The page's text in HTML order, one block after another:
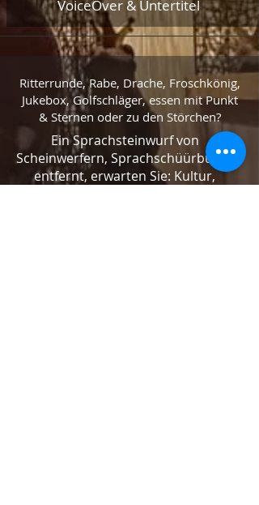
VoiceOver & Untertitel
Ritterrunde, Rabe, Drache, Froschkönig,
Jukebox, Golfschläger, essen mit Punkt
& Sternen oder zu den Störchen?
Ein Sprachsteinwurf von
Scheinwerfern, Sprachschüürbühne
entfernt, erwarten Sie: Kultur,